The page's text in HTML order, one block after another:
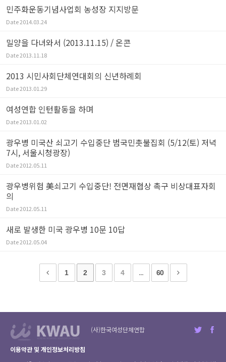
민주화운동기념사업회 농성장 지지방문
Date2014.03.24
밀양을 다녀와서 (2013.11.15) / 온콘
Date2013.11.18
2013 시민사회단체연대회의 신년하례회
Date2013.01.29
여성연합 인턴활동을 하며
Date2013.01.02
광우병 미국산 쇠고기 수입중단 범국민촛불집회 (5/12(토) 저녁
7시, 서울시청광장)
Date2012.05.11
광우병위험 美쇠고기 수입중단! 전면재협상 촉구 비상대표자회
의
Date2012.05.11
새로 발생한 미국 광우병 10문 10답
Date2012.05.04
1 2 3 4 ... 60
(사)한국여성단체연합
이용약관 및 개인정보처리방침